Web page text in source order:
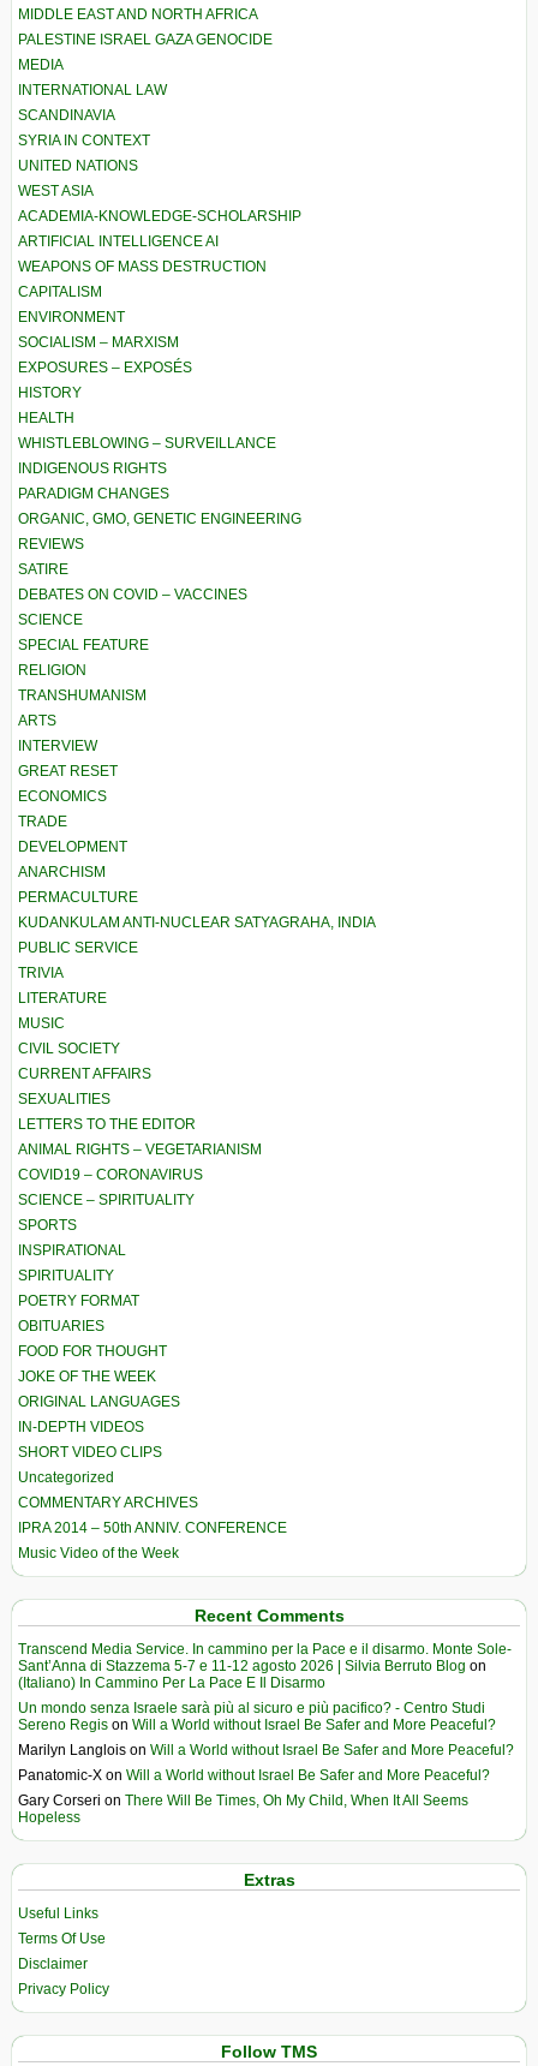
MIDDLE EAST AND NORTH AFRICA
PALESTINE ISRAEL GAZA GENOCIDE
MEDIA
INTERNATIONAL LAW
SCANDINAVIA
SYRIA IN CONTEXT
UNITED NATIONS
WEST ASIA
ACADEMIA-KNOWLEDGE-SCHOLARSHIP
ARTIFICIAL INTELLIGENCE AI
WEAPONS OF MASS DESTRUCTION
CAPITALISM
ENVIRONMENT
SOCIALISM – MARXISM
EXPOSURES – EXPOSÉS
HISTORY
HEALTH
WHISTLEBLOWING – SURVEILLANCE
INDIGENOUS RIGHTS
PARADIGM CHANGES
ORGANIC, GMO, GENETIC ENGINEERING
REVIEWS
SATIRE
DEBATES ON COVID – VACCINES
SCIENCE
SPECIAL FEATURE
RELIGION
TRANSHUMANISM
ARTS
INTERVIEW
GREAT RESET
ECONOMICS
TRADE
DEVELOPMENT
ANARCHISM
PERMACULTURE
KUDANKULAM ANTI-NUCLEAR SATYAGRAHA, INDIA
PUBLIC SERVICE
TRIVIA
LITERATURE
MUSIC
CIVIL SOCIETY
CURRENT AFFAIRS
SEXUALITIES
LETTERS TO THE EDITOR
ANIMAL RIGHTS – VEGETARIANISM
COVID19 – CORONAVIRUS
SCIENCE – SPIRITUALITY
SPORTS
INSPIRATIONAL
SPIRITUALITY
POETRY FORMAT
OBITUARIES
FOOD FOR THOUGHT
JOKE OF THE WEEK
ORIGINAL LANGUAGES
IN-DEPTH VIDEOS
SHORT VIDEO CLIPS
Uncategorized
COMMENTARY ARCHIVES
IPRA 2014 – 50th ANNIV. CONFERENCE
Music Video of the Week
Recent Comments
Transcend Media Service. In cammino per la Pace e il disarmo. Monte Sole-
Sant’Anna di Stazzema 5-7 e 11-12 agosto 2026 | Silvia Berruto Blog on
(Italiano) In Cammino Per La Pace E Il Disarmo
Un mondo senza Israele sarà più al sicuro e più pacifico? - Centro Studi
Sereno Regis on Will a World without Israel Be Safer and More Peaceful?
Marilyn Langlois on Will a World without Israel Be Safer and More Peaceful?
Panatomic-X on Will a World without Israel Be Safer and More Peaceful?
Gary Corseri on There Will Be Times, Oh My Child, When It All Seems
Hopeless
Extras
Useful Links
Terms Of Use
Disclaimer
Privacy Policy
Follow TMS